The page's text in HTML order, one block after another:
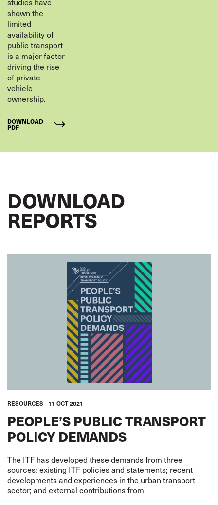
shown the
limited
availability of
public transport
is a major factor
driving the rise
of private
vehicle
ownership.
DOWNLOAD
PDF
DOWNLOAD
REPORTS
RESOURCES 11 OCT 2021
PEOPLE’S PUBLIC TRANSPORT
POLICY DEMANDS
The ITF has developed these demands from three
sources: existing ITF policies and statements; recent
developments and experiences in the urban transport
sector; and external contributions from